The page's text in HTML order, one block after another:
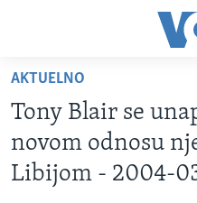
glavni
sadržaj
na
glavnu
TV PROGRAM
VIDEO
FOTOGRAFIJE DANA
VIJESTI
AKTUELNO
Tony Blair se
novom odnosu
Libijom - 2004-